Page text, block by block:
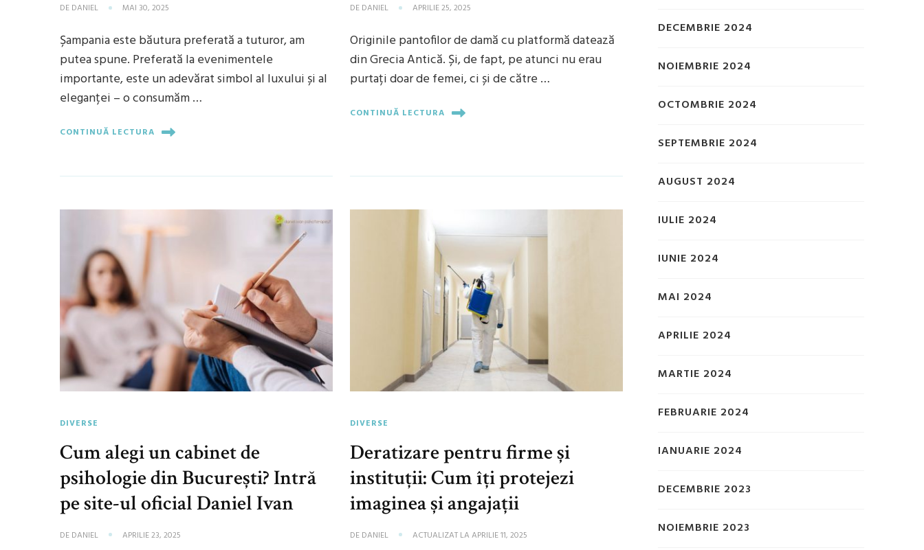
DE DANIEL MAI 30, 2025
Șampania este băutura preferată a tuturor, am
putea spune. Preferată la evenimentele
importante, este un adevărat simbol al luxului și al
eleganței – o consumăm …
CONTINUĂ LECTURA
DE DANIEL APRILIE 25, 2025
Originile pantofilor de damă cu platformă datează
din Grecia Antică. Și, de fapt, pe atunci nu erau
purtați doar de femei, ci și de către …
CONTINUĂ LECTURA
DIVERSE
Cum alegi un cabinet de
psihologie din București? Intră
pe site-ul oficial Daniel Ivan
DE DANIEL APRILIE 23, 2025
DIVERSE
Deratizare pentru firme și
instituții: Cum îți protejezi
imaginea și angajații
DE DANIEL ACTUALIZAT LAAPRILIE 11, 2025
DECEMBRIE 2024
NOIEMBRIE 2024
OCTOMBRIE 2024
SEPTEMBRIE 2024
AUGUST 2024
IULIE 2024
IUNIE 2024
MAI 2024
APRILIE 2024
MARTIE 2024
FEBRUARIE 2024
IANUARIE 2024
DECEMBRIE 2023
NOIEMBRIE 2023